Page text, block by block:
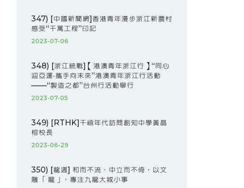
347) [中國新聞網]香港青年漫步浙江新農村
感受“千萬工程”印記
2023-07-06
348) [浙江統戰]【港澳青年浙江行】“同心
迎亞運·攜手向未來”港澳青年浙江行活動
——“製造之都”台州行活動舉行
2023-07-05
349) [RTHK]千禧年代訪問創知中學黃晶
榕校長
2023-06-29
350) [龍週] 和而不流、中立而不倚，以文
雕 「龍」，專注九龍大城小事